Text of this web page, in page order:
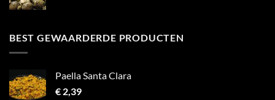
BEST GEWAARDERDE PRODUCTEN
Paella Santa Clara
€ 2,39